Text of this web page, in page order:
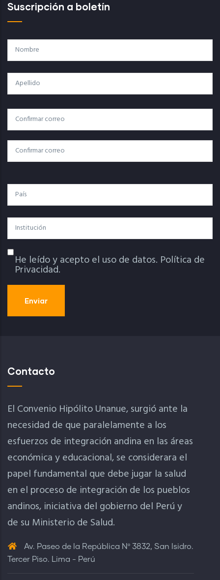
Suscripción a boletín
Nombre
Apellido
Correo
Electrónico
Correo Electrónico
Confirmar Correo
País
Institución
Política De Privacidad
He leído y acepto el uso de datos. Política de
Privacidad.
Contacto
El Convenio Hipólito Unanue, surgió ante la
necesidad de que paralelamente a los
esfuerzos de integración andina en las áreas
económica y educacional, se considerara el
papel fundamental que debe jugar la salud
en el proceso de integración de los pueblos
andinos, iniciativa del gobierno del Perú y
de su Ministerio de Salud.
Av. Paseo de la República Nº 3832, San Isidro.
Tercer Piso. Lima - Perú